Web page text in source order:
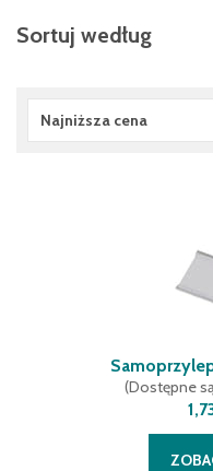
Sortuj według
Najniższa cena
(Dostępne